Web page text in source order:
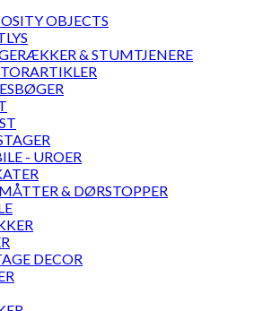
OBJECTS
& STUMTJENERE
- UROER
& DØRSTOPPER
DECOR